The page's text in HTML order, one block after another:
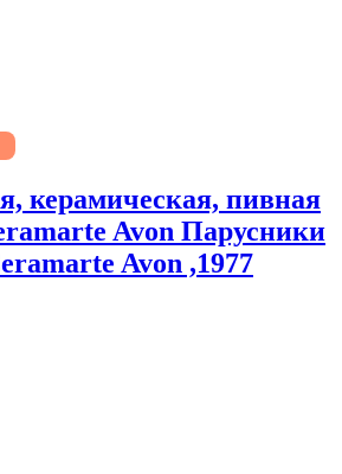
керамическая, пивная
Avon Парусники
Avon ,1977